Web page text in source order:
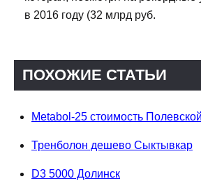
в 2016 году (32 млрд руб.
ПОХОЖИЕ СТАТЬИ
Metabol-25 стоимость Полевской
Тренболон дешево Сыктывкар
D3 5000 Долинск